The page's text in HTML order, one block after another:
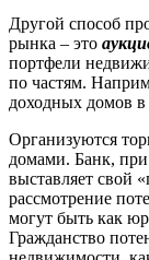
Другой способ
рынка – это
портфели
по частям.
доходных домов
Организуются
домами. Банк, при
выставляет свой
рассмотрение
могут быть как
Гражданство